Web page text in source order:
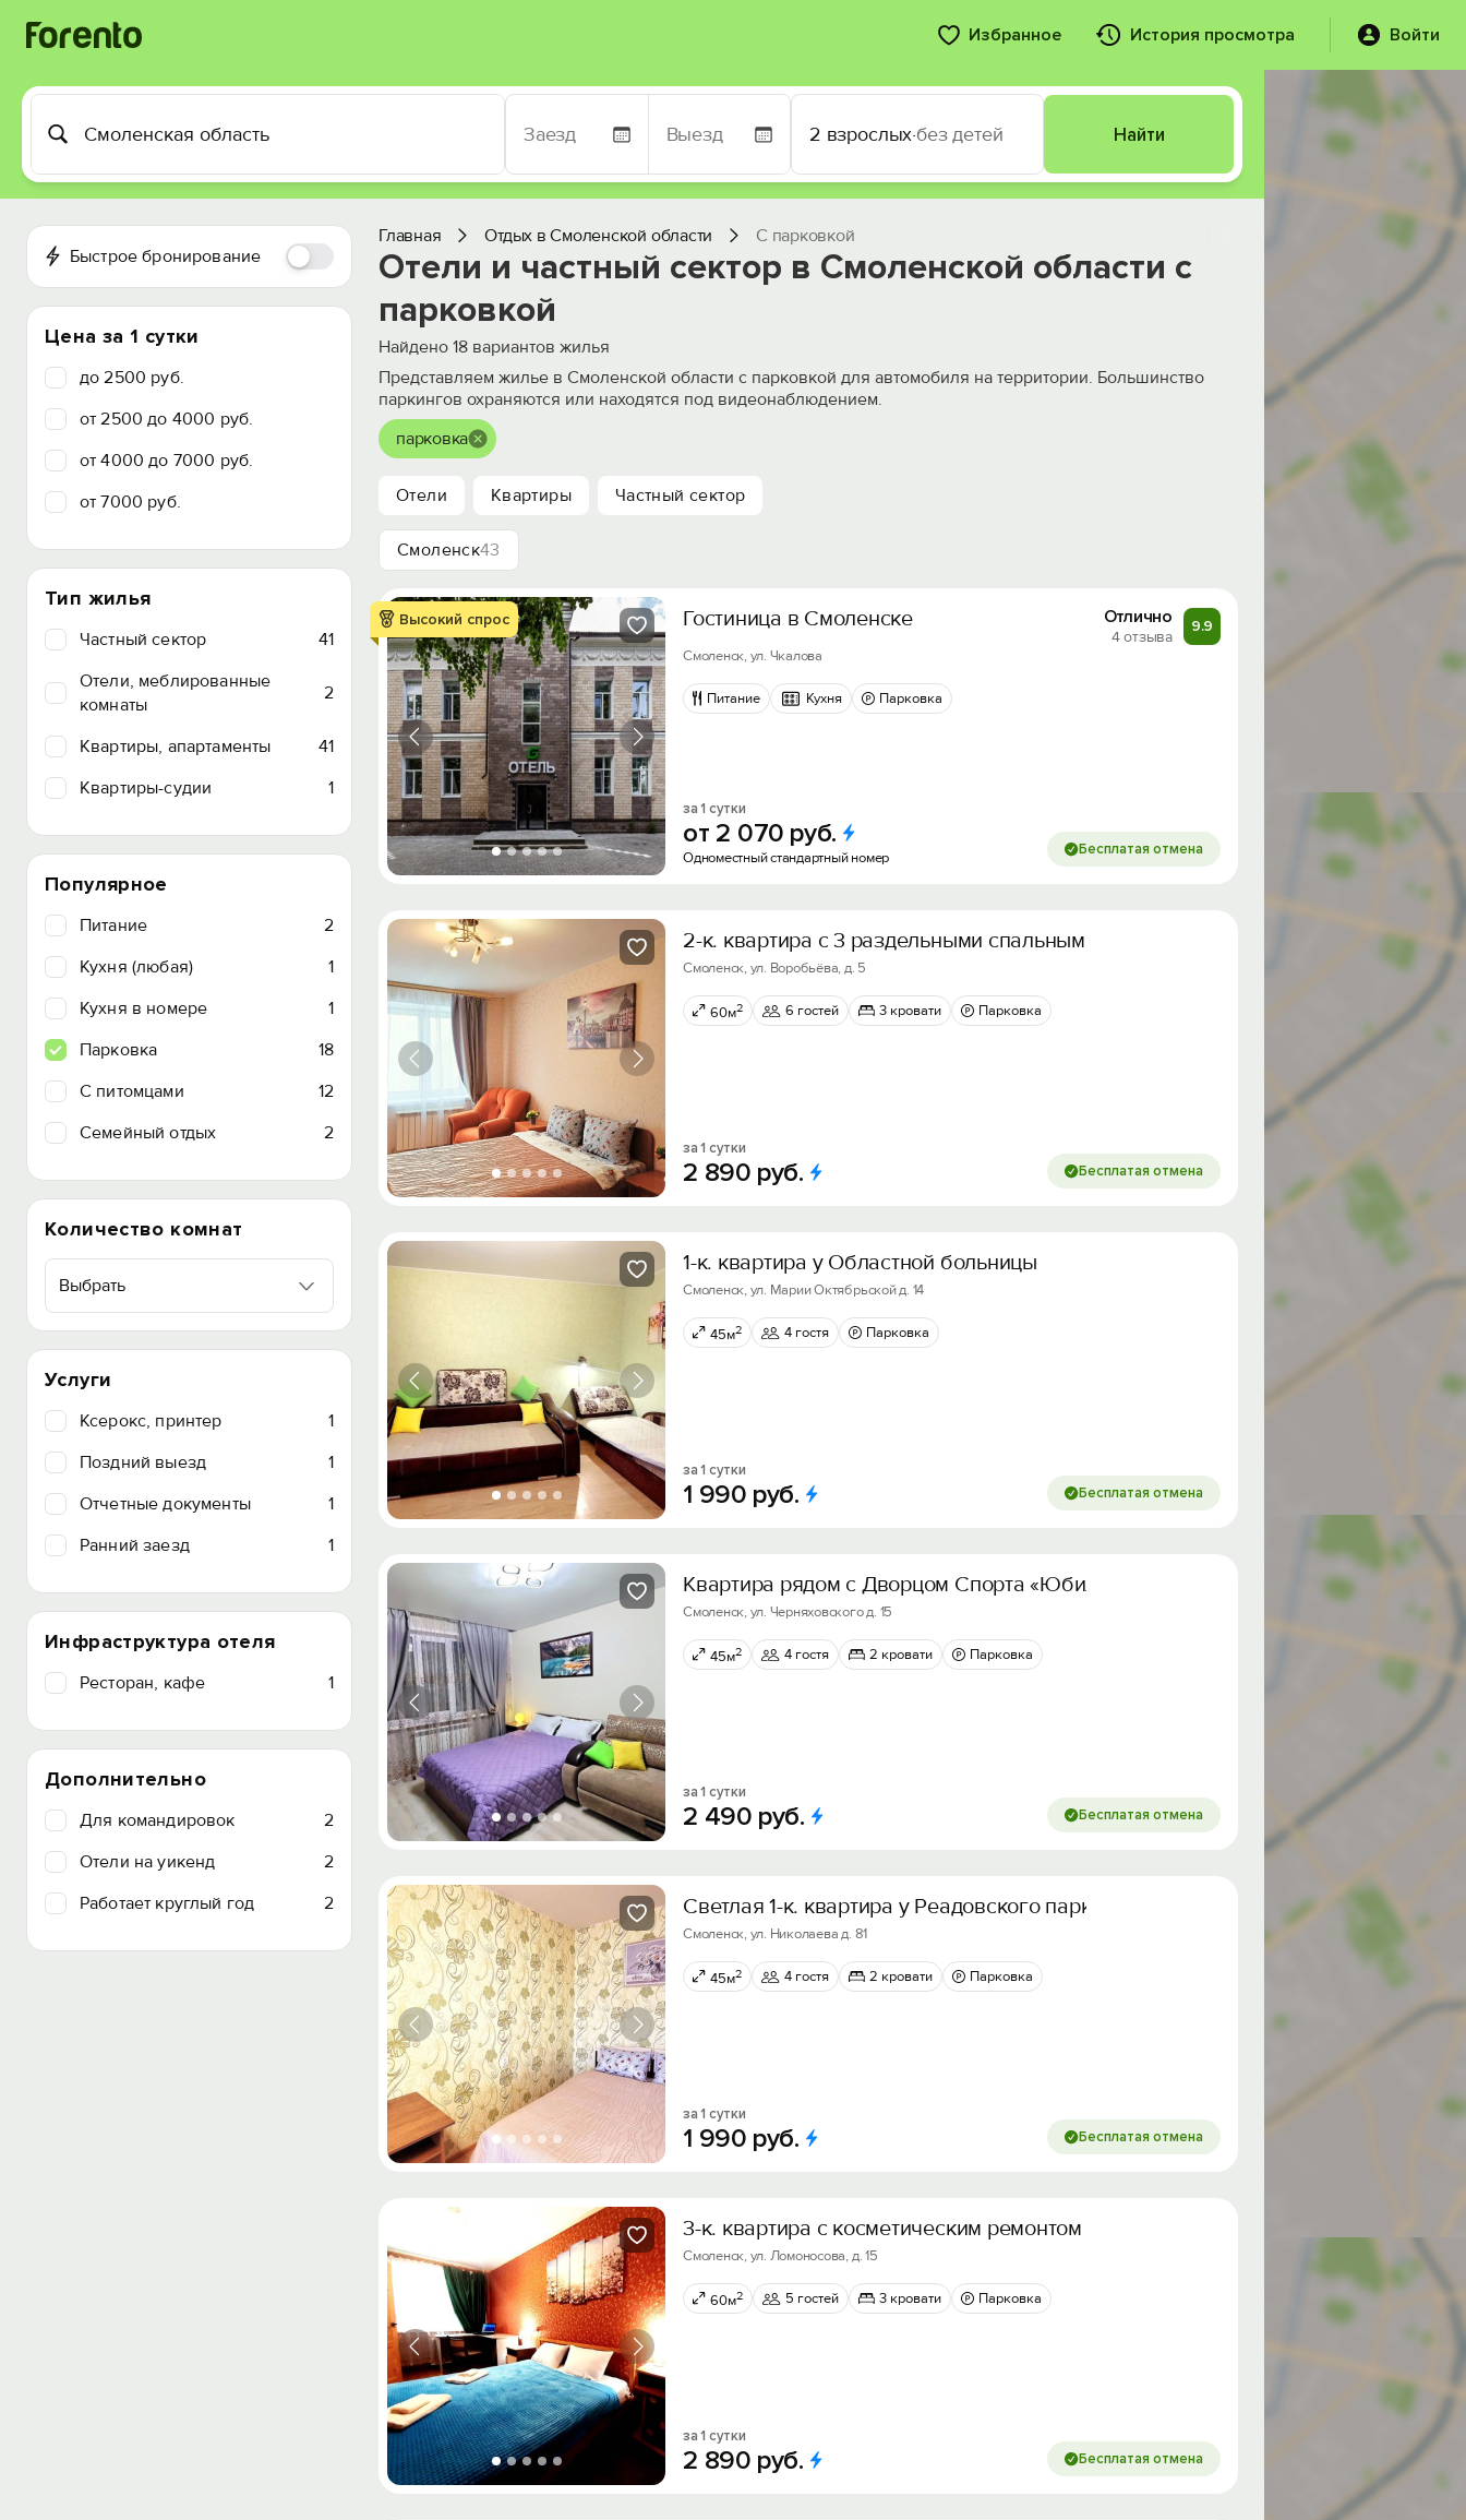
Избранное История просмотра Войти
2 взрослых·без детей Найти
Быстрое бронирование
Цена за 1 сутки
до 2500 руб.
от 2500 до 4000 руб.
от 4000 до 7000 руб.
от 7000 руб.
Тип жилья
Частный сектор
41
Отели, меблированные
комнаты
2
Квартиры, апартаменты
41
Квартиры-судии
1
Популярное
Питание
2
Кухня (любая)
1
Кухня в номере
1
Парковка
18
C питомцами
12
Семейный отдых
2
Количество комнат
Выбрать
Услуги
Ксерокс, принтер
1
Поздний выезд
1
Отчетные документы
1
Ранний заезд
1
Инфраструктура отеля
Ресторан, кафе 1
Дополнительно
Для командировок
2
Отели на уикенд
2
Работает круглый год
2
Главная Отдых в Смоленской области С парковкой
Отели и частный сектор в Смоленской области с
парковкой
Найдено 18 вариантов жилья
Представляем жилье в Смоленской области с парковкой для автомобиля на территории. Большинство
паркингов охраняются или находятся под видеонаблюдением.
парковка
Отели Квартиры Частный сектор
Смоленск43
Высокий спрос Гостиница в Смоленске Отлично
4 отзыва
9.9
Смоленск, ул. Чкалова
Питание Кухня Парковка
за 1 сутки
от 2 070 руб.
Одноместный стандартный номер Бесплатая отмена
2-к. квартира с 3 раздельными спальными местами
Смоленск, ул. Воробьёва, д. 5
60м2 6 гостей 3 кровати Парковка
за 1 сутки
2 890 руб. Бесплатая отмена
1-к. квартира у Областной больницы
Смоленск, ул. Марии Октябрьской д. 14
45м2 4 гостя Парковка
за 1 сутки
1 990 руб. Бесплатая отмена
Квартира рядом с Дворцом Спорта «Юбилейный»
Смоленск, ул. Черняховского д. 15
45м2 4 гостя 2 кровати Парковка
за 1 сутки
2 490 руб. Бесплатая отмена
Светлая 1-к. квартира у Реадовского парка
Смоленск, ул. Николаева д. 81
45м2 4 гостя 2 кровати Парковка
за 1 сутки
1 990 руб. Бесплатая отмена
3-к. квартира с косметическим ремонтом
Смоленск, ул. Ломоносова, д. 15
60м2 5 гостей 3 кровати Парковка
за 1 сутки
2 890 руб. Бесплатая отмена